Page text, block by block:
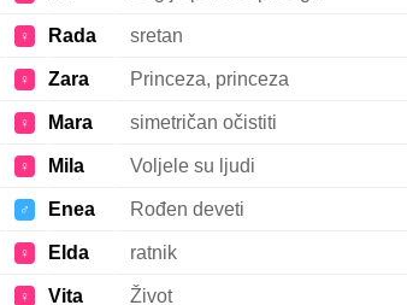
♀ Rada sretan
♀ Zara Princeza, princeza
♀ Mara simetričan očistiti
♀ Mila Voljele su ljudi
♂ Enea Rođen deveti
♀ Elda ratnik
♀ Vita Život